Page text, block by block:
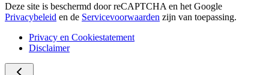
Deze site is beschermd door reCAPTCHA en het Google
Privacybeleid en de Servicevoorwaarden zijn van toepassing.
Privacy en Cookiestatement
Disclaimer